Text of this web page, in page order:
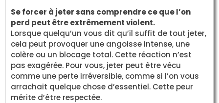
Se forcer à jeter sans comprendre ce que l’on
perd peut être extrêmement violent.
Lorsque quelqu’un vous dit qu’il suffit de tout jeter,
cela peut provoquer une angoisse intense, une
colère ou un blocage total. Cette réaction n’est
pas exagérée. Pour vous, jeter peut être vécu
comme une perte irréversible, comme si l’on vous
arrachait quelque chose d’essentiel. Cette peur
mérite d’être respectée.